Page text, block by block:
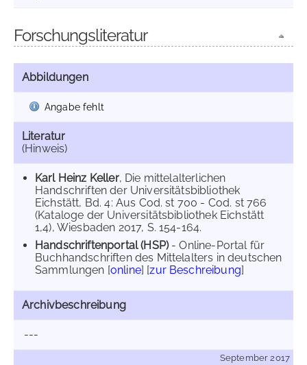
Forschungsliteratur
Abbildungen
Angabe fehlt
Literatur
(Hinweis)
Karl Heinz Keller, Die mittelalterlichen
Handschriften der Universitätsbibliothek
Eichstätt, Bd. 4: Aus Cod. st 700 - Cod. st 766
(Kataloge der Universitätsbibliothek Eichstätt
1,4), Wiesbaden 2017, S. 154-164.
Handschriftenportal (HSP)- Online-Portal für
Buchhandschriften des Mittelalters in deutschen
Sammlungen [online] [zur Beschreibung]
Archivbeschreibung
---
September 2017